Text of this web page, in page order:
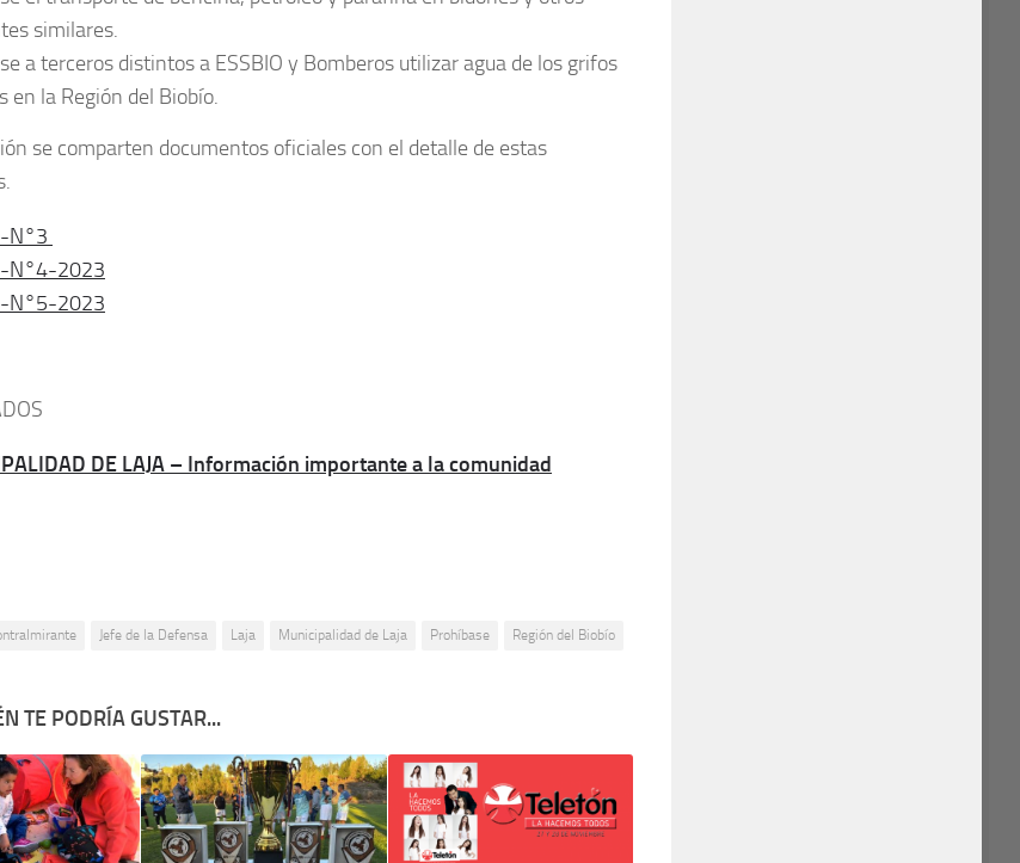
similares.
a terceros distintos a ESSBIO y Bomberos utilizar agua de los grifos
en la Región del Biobío.
se comparten documentos oficiales con el detalle de estas
N°3
N°4-2023
N°5-2023
DE LAJA – Información importante a la comunidad
Jefe de la Defensa Laja Municipalidad de Laja Prohíbase Región del Biobío
TE PODRÍA GUSTAR...